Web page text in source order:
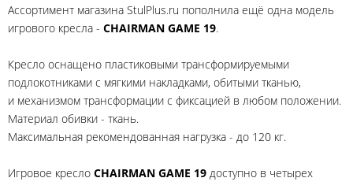
Ассортимент магазина StulPlus.ru пополнила ещё одна модель
игрового кресла - CHAIRMAN GAME 19.
Кресло оснащено пластиковыми трансформируемыми
подлокотниками с мягкими накладками, обитыми тканью,
и механизмом трансформации с фиксацией в любом положении.
Материал обивки - ткань.
Максимальная рекомендованная нагрузка - до 120 кг.
Игровое кресло CHAIRMAN GAME 19 доступно в четырех